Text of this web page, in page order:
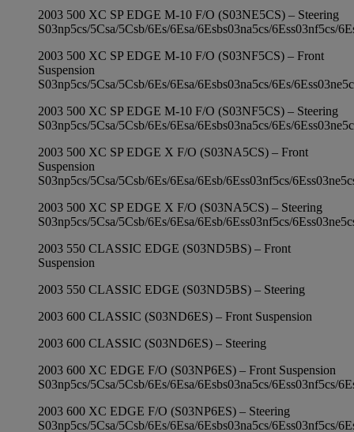
2003 500 XC SP EDGE M-10 F/O (S03NE5CS) – Steering
S03np5cs/5Csa/5Csb/6Es/6Esa/6Esbs03na5cs/6Ess03nf5cs/
2003 500 XC SP EDGE M-10 F/O (S03NF5CS) – Front
Suspension
S03np5cs/5Csa/5Csb/6Es/6Esa/6Esbs03na5cs/6Es/
2003 500 XC SP EDGE M-10 F/O (S03NF5CS) – Steering
S03np5cs/5Csa/5Csb/6Es/6Esa/6Esbs03na5cs/6Es/
2003 500 XC SP EDGE X F/O (S03NA5CS) – Front
Suspension
S03np5cs/5Csa/5Csb/6Es/6Esa/6Esb/6Ess03nf5cs/
2003 500 XC SP EDGE X F/O (S03NA5CS) – Steering
S03np5cs/5Csa/5Csb/6Es/6Esa/6Esb/6Ess03nf5cs/
2003 550 CLASSIC EDGE (S03ND5BS) – Front
Suspension
2003 550 CLASSIC EDGE (S03ND5BS) – Steering
2003 600 CLASSIC (S03ND6ES) – Front Suspension
2003 600 CLASSIC (S03ND6ES) – Steering
2003 600 XC EDGE F/O (S03NP6ES) – Front Suspension
S03np5cs/5Csa/5Csb/6Es/6Esa/6Esbs03na5cs/6Ess03nf5cs/
2003 600 XC EDGE F/O (S03NP6ES) – Steering
S03np5cs/5Csa/5Csb/6Es/6Esa/6Esbs03na5cs/6Ess03nf5cs/